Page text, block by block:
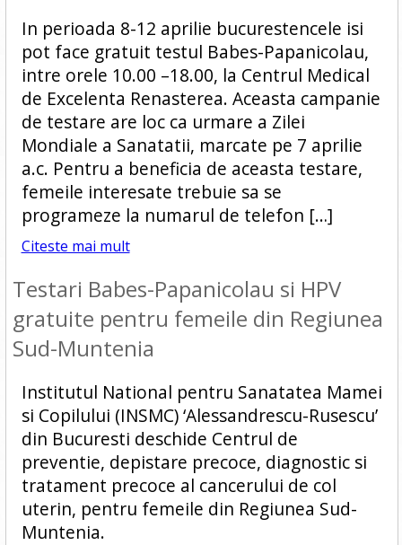
In perioada 8-12 aprilie bucurestencele isi
pot face gratuit testul Babes-Papanicolau,
intre orele 10.00 –18.00, la Centrul Medical
de Excelenta Renasterea. Aceasta campanie
de testare are loc ca urmare a Zilei
Mondiale a Sanatatii, marcate pe 7 aprilie
a.c. Pentru a beneficia de aceasta testare,
femeile interesate trebuie sa se
programeze la numarul de telefon […]
Citeste mai mult
Testari Babes-Papanicolau si HPV
gratuite pentru femeile din Regiunea
Sud-Muntenia
Institutul National pentru Sanatatea Mamei
si Copilului (INSMC) ‘Alessandrescu-Rusescu’
din Bucuresti deschide Centrul de
preventie, depistare precoce, diagnostic si
tratament precoce al cancerului de col
uterin, pentru femeile din Regiunea Sud-
Muntenia.